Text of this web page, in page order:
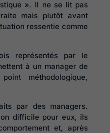
». Il ne se lit pas
mais plutôt avant
ressentie comme
représentés par le
à un manager de
méthodologique,
par des managers.
difficile pour eux, ils
et, après